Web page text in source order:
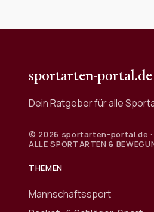
sportarten-portal.de
Dein Ratgeber für alle
© 2026 sportarten-portal.de ·
ALLE SPORTARTEN &
THEMEN
Mannschaftssport